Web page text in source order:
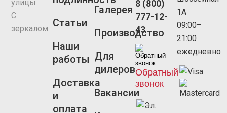
улицы
С
зеркалом Статьи
Наши
работы
Доставка
и
оплата
Галерея
Производство
Для
дилеров
Вакансии
8 (800)
777-12-
43
Обратный
звонок
1А
09:00–
21:00
ежедневно